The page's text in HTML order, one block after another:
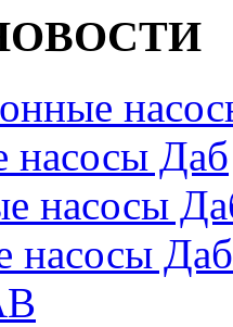
Даб
насосы
насосы Даб